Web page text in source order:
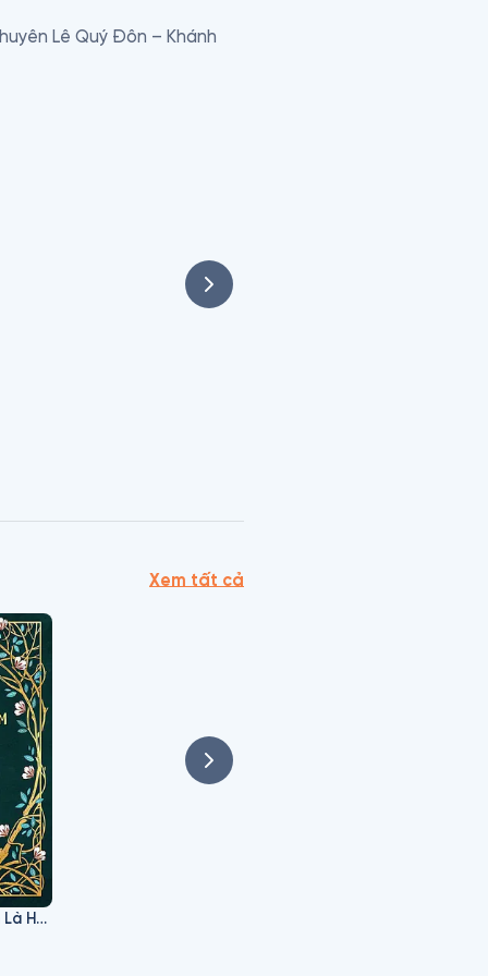
Lê Quý Đôn – Khánh
tờ báo hướng đến đối
phụ nữ vừa làm báo vừa
văn
Hội Nhà văn
Xem tất cả
Nếu Biết Trăm Năm Là Hữu Hạn